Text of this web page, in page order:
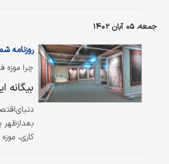
سبب شده در مواردی خدمات شهری در
شود. در این نبض سفر پیشنهاد ما به شما
روستاهای مختلف مازندران است.
جمعه، ۰۵ آبان ۱۴۰۲
چرا موزه
مواجه
روزنامه
بیگانه
دنیای‌اقتصاد- فاطمه